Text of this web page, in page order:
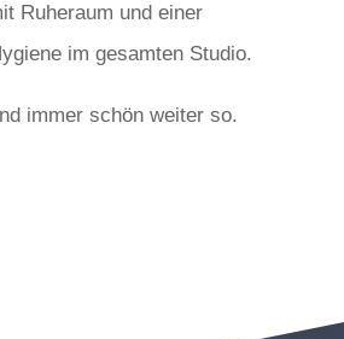
Ruheraum und einer
im gesamten Studio.
immer schön weiter so.